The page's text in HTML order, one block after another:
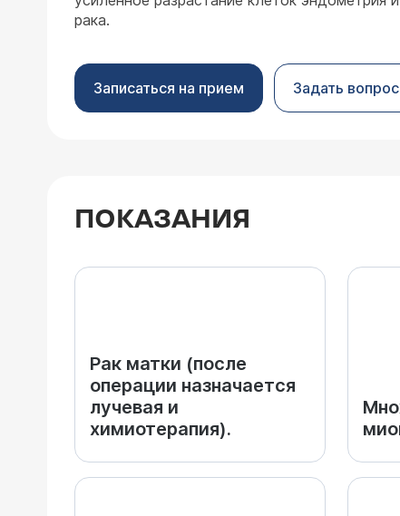
рака.
Записаться на прием Задать вопрос
ПОКАЗАНИЯ
Рак матки (после
операции назначается
лучевая и
химиотерапия).